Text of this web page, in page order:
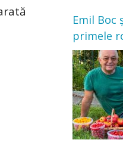
Emil Boc
primele
grădină:
nu poate